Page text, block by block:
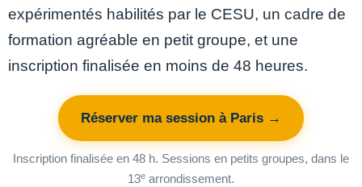
expérimentés habilités par le CESU, un cadre de
formation agréable en petit groupe, et une
inscription finalisée en moins de 48 heures.
Réserver ma session à Paris →
Inscription finalisée en 48 h. Sessions en petits groupes, dans le
13e arrondissement.